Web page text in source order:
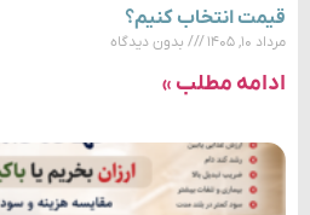
قیمت انتخاب کنیم؟
مرداد ۱۰, ۱۴۰۵ بدون دیدگاه
ادامه مطلب »